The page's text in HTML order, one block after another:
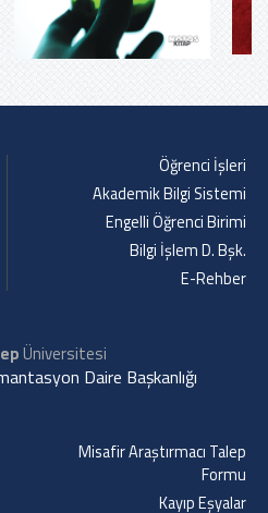
Öğrenci İşleri
Akademik Bilgi Sistemi
Engelli Öğrenci Birimi
Bilgi İşlem D. Bşk.
E-Rehber
Üniversitesi
Daire Başkanlığı
Misafir Araştırmacı Talep
Formu
Kayıp Eşyalar